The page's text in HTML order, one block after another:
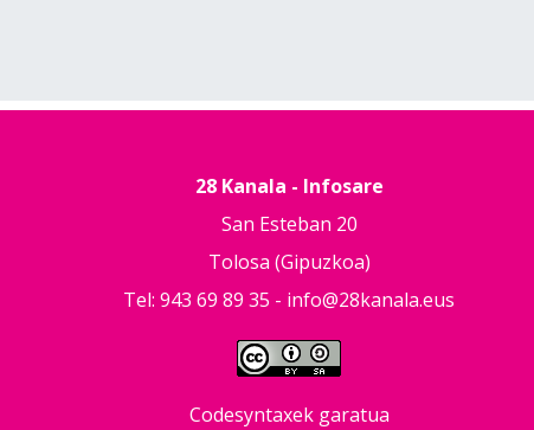
28 Kanala - Infosare
San Esteban 20
Tolosa (Gipuzkoa)
Tel: 943 69 89 35 - info@28kanala.eus
Codesyntaxek garatua